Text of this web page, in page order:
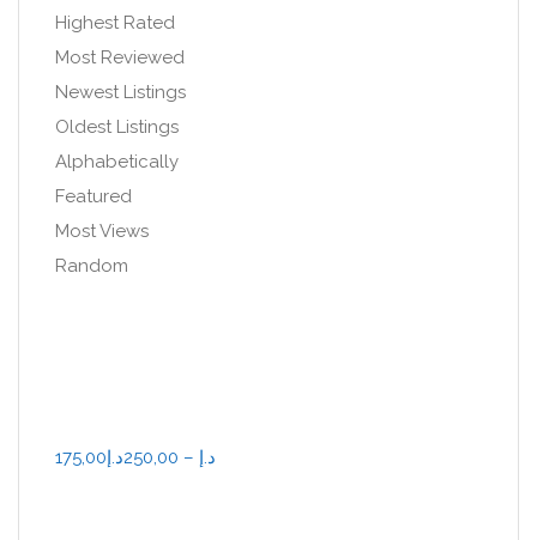
Highest Rated
Most Reviewed
Newest Listings
Oldest Listings
Alphabetically
Featured
Most Views
Random
175,00د.إ – 250,00د.إ